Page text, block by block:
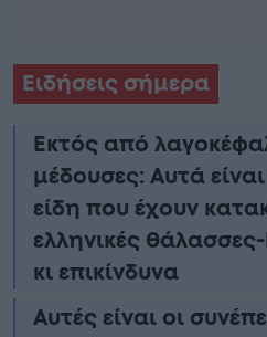
Ειδήσεις σήμερα
Εκτός από
μέδουσες: Aυτά
είδη που έχουν
ελληνικές θάλασσες-
κι επικίνδυνα
Αυτές είναι οι